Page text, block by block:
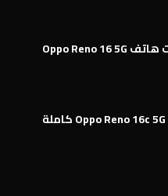
مواصفات وميزات هاتف Oppo Reno 16 5G